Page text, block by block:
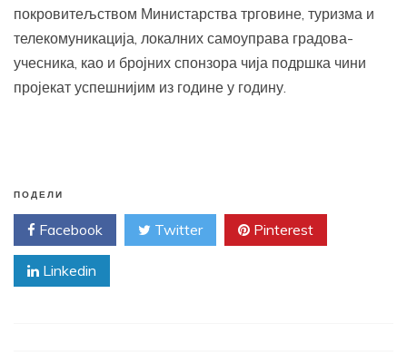
покровитељством Министарства трговине, туризма и
телекомуникација, локалних самоуправа градова-
учесника, као и бројних спонзора чија подршка чини
пројекат успешнијим из године у годину.
ПОДЕЛИ
Facebook Twitter Pinterest
Linkedin